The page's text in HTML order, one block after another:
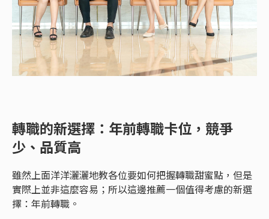
轉職的新選擇：年前轉職卡位，競爭
少、品質高
雖然上面洋洋灑灑地教各位要如何把握轉職甜蜜點，但是
實際上並非這麼容易；所以這邊推薦一個值得考慮的新選
擇：年前轉職。